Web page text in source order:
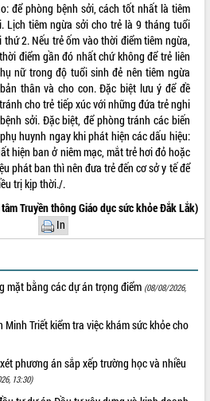
để phòng bệnh sởi, cách tốt nhất là tiêm
Lịch tiêm ngừa sởi cho trẻ là 9 tháng tuổi
2. Nếu trẻ ốm vào thời điểm tiêm ngừa,
điểm gần đó nhất chứ không để trẻ liên
nữ trong độ tuổi sinh đẻ nên tiêm ngừa
thân và cho con. Đặc biệt lưu ý để đề
cho trẻ tiếp xúc với những đứa trẻ nghi
sởi. Đặc biệt, để phòng tránh các biến
huynh ngay khi phát hiện các dấu hiệu:
hiện ban ở niêm mạc, mắt trẻ hơi đỏ hoặc
phát ban thì nên đưa trẻ đến cơ sở y tế để
trị kịp thời./.
Truyền thông Giáo dục sức khỏe Đắk Lắk)
In
mặt bằng các dự án trọng điểm (08/08/2026,
Triết kiểm tra việc khám sức khỏe cho
phương án sắp xếp trường học và nhiều
13:30)